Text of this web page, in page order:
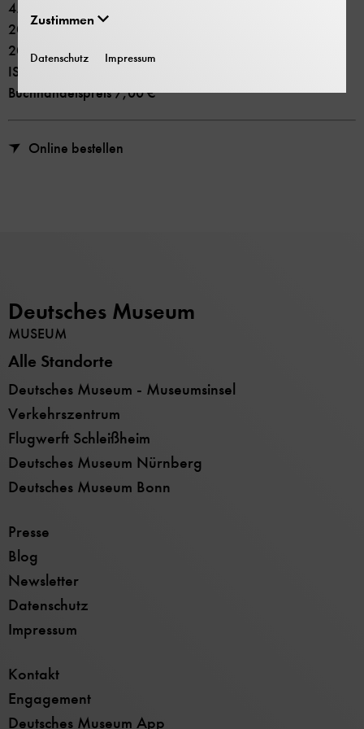
4. Auflage
2023 Deutsches Museum
200 Seiten
ISBN 978-3-948808-16-7
Buchhandelspreis 7,00 €
Online bestellen
Deutsches Museum
MUSEUM
Alle Standorte
Deutsches Museum - Museumsinsel
Verkehrszentrum
Flugwerft Schleißheim
Deutsches Museum Nürnberg
Deutsches Museum Bonn
Presse
Blog
Newsletter
Datenschutz
Impressum
Kontakt
Engagement
Deutsches Museum App
Zustimmen
Datenschutz Impressum